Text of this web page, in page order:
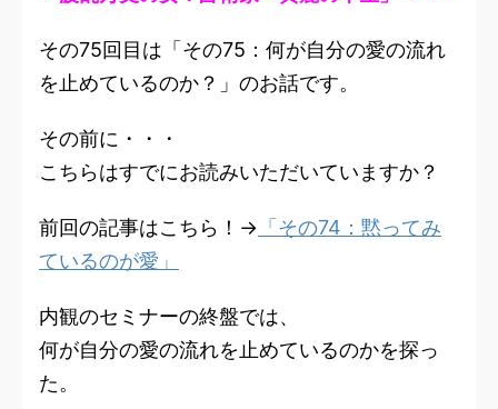
その75回目は「その75：何が自分の愛の流れ
を止めているのか？」のお話です。
その前に・・・
こちらはすでにお読みいただいていますか？
前回の記事はこちら！→ 「その74：黙ってみ
ているのが愛」
内観のセミナーの終盤では、
何が自分の愛の流れを止めているのかを探っ
た。